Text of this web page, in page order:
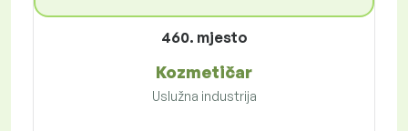
460. mjesto
Kozmetičar
Uslužna industrija